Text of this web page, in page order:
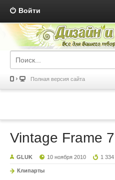
Войти
Полная версия сайта
Vintage Frame 7
GLUK 10 ноября 2010 1 334
Клипарты